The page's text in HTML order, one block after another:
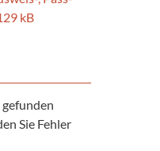
kB
Sie Fehler